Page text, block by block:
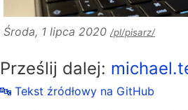
Środa, 1 lipca 2020 /pl/pisarz/
Prześlij dalej:
🔤 Tekst źródłowy na GitHub